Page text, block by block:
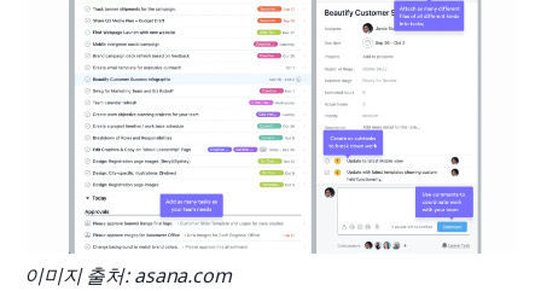
이미지 출처: asana.com